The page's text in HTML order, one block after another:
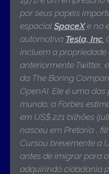
por seus papéis
espacial SpaceXe na
automotiva Tesla, Inc
incluem a propriedade
anteriormente Twitter,
da The Boring
OpenAI. Ele é uma
mundo; a Forbes
em US$ 221 bilhões
nasceu em Pretória ,
Cursou brevemente a
antes de imigrar para
adquirindo cidadania